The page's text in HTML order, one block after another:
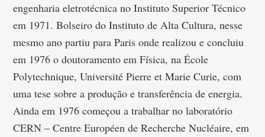
engenharia eletrotécnica no Instituto Superior Técnico
em 1971. Bolseiro do Instituto de Alta Cultura, nesse
mesmo ano partiu para Paris onde realizou e concluiu
em 1976 o doutoramento em Física, na École
Polytechnique, Université Pierre et Marie Curie, com
uma tese sobre a produção e transferência de energia.
Ainda em 1976 começou a trabalhar no laboratório
CERN – Centre Européen de Recherche Nucléaire, em